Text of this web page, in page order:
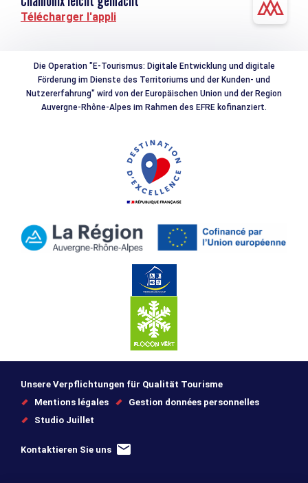
Télécharger l'appli
Die Operation "E-Tourismus: Digitale Entwicklung und digitale
Förderung im Dienste des Territoriums und der Kunden- und
Nutzererfahrung" wird von der Europäischen Union und der Region
Auvergne-Rhône-Alpes im Rahmen des EFRE kofinanziert.
Unsere Verpflichtungen für Qualität Tourisme
Mentions légales
Gestion données personnelles
Studio Juillet
Kontaktieren Sie uns